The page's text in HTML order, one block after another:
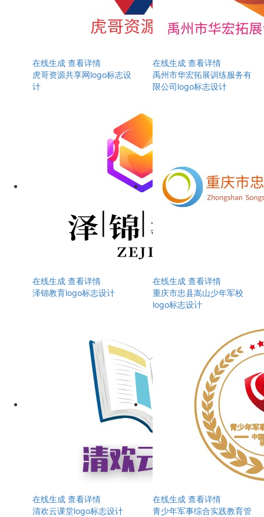
在线生成 查看详情
虎哥资源共享网logo标志设
计
在线生成 查看详情
禹州市华宏拓展训练服务有
限公司logo标志设计
在线生成 查看详情
泽锦教育logo标志设计
在线生成 查看详情
重庆市忠县嵩山少年军校
logo标志设计
在线生成 查看详情
清欢云课堂logo标志设计
在线生成 查看详情
青少年军事综合实践教育管